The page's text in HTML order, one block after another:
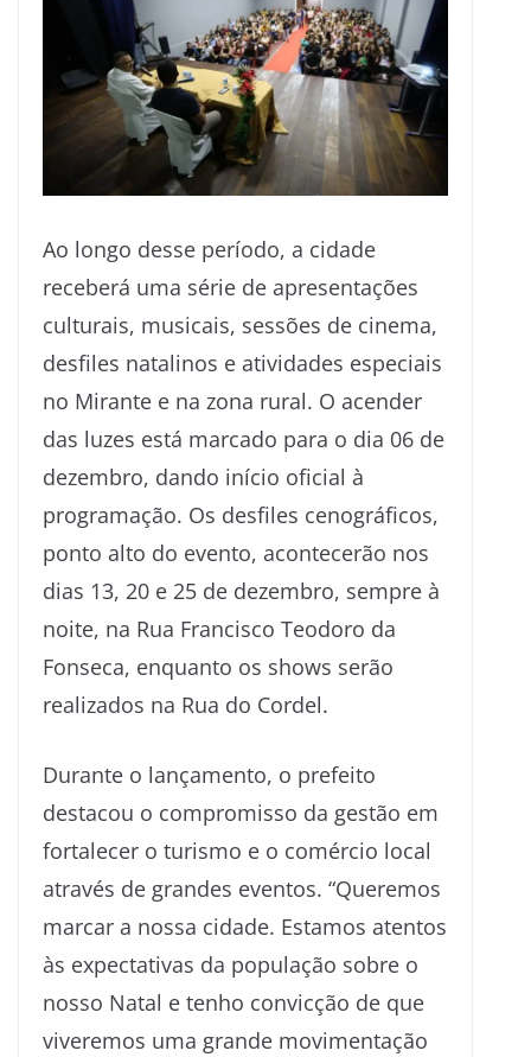
Ao longo desse período, a cidade
receberá uma série de apresentações
culturais, musicais, sessões de cinema,
desfiles natalinos e atividades especiais
no Mirante e na zona rural. O acender
das luzes está marcado para o dia 06 de
dezembro, dando início oficial à
programação. Os desfiles cenográficos,
ponto alto do evento, acontecerão nos
dias 13, 20 e 25 de dezembro, sempre à
noite, na Rua Francisco Teodoro da
Fonseca, enquanto os shows serão
realizados na Rua do Cordel.
Durante o lançamento, o prefeito
destacou o compromisso da gestão em
fortalecer o turismo e o comércio local
através de grandes eventos. “Queremos
marcar a nossa cidade. Estamos atentos
às expectativas da população sobre o
nosso Natal e tenho convicção de que
viveremos uma grande movimentação